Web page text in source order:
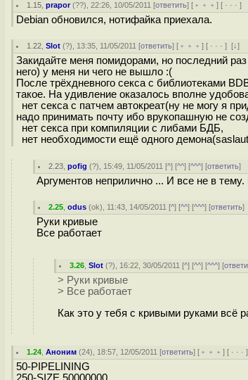
1.15 ,prapor(??), 22:26, 10/05/2011 [ответить] [ ﹢﹢﹢] [ · · ·]
Debian обновился, нотифайка приехала.
1.22 ,Slot (?), 13:35, 11/05/2011 [ответить] [ ﹢﹢﹢] [ · · ·][↓]
Закидайте меня помидорами, но последний
него) у меня ни чего не вышло :(
После трёхдневного секса с библиотеками
такое. На удивление оказалось вполне
нет секса с патчем автокреат(ну не могу я
надо принимать почту ибо врукопашную не
нет секса при компиляции с либами БДБ,
нет необходимости ещё одного
2.23 ,pofig (?), 15:49, 11/05/2011 [^] [^^] [^^^] [ответить]
Аргументов неприлично ... И все не в
2.25 ,odus (ok), 11:43, 14/05/2011 [^] [^^] [^^^] [ответить]
Руки кривые
Все работает
3.26 ,Slot (?), 16:22, 30/05/2011 [^] [^^] [^^^] [
> Руки кривые
> Все работает
Как это у тебя с кривыми руками всё
1.24 ,Аноним (24), 18:57, 12/05/2011 [ответить] [ ﹢﹢﹢] [ · · ·
50-PIPELINING